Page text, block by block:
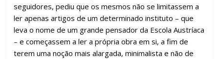
seguidores, pediu que os mesmos não se limitassem a
ler apenas artigos de um determinado instituto – que
leva o nome de um grande pensador da Escola Austríaca
– e começassem a ler a própria obra em si, a fim de
terem uma noção mais alargada, minimalista e não de